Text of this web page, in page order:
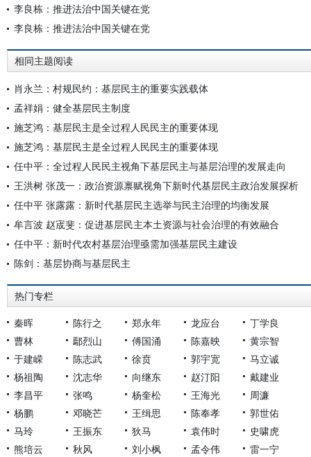
李良栋：推进法治中国关键在党
李良栋：推进法治中国关键在党
相同主题阅读
肖永兰：村规民约：基层民主的重要实践载体
孟祥娟：健全基层民主制度
施芝鸿：基层民主是全过程人民民主的重要体现
施芝鸿：基层民主是全过程人民民主的重要体现
任中平：全过程人民民主视角下基层民主与基层治理的发展走向
王洪树 张茂一：政治资源禀赋视角下新时代基层民主政治发展探析
任中平 张露露：新时代基层民主选举与民主治理的均衡发展
牟言波 赵宬斐：促进基层民主本土资源与社会治理的有效融合
任中平：新时代农村基层治理亟需加强基层民主建设
陈剑：基层协商与基层民主
热门专栏
秦晖 陈行之 郑永年 龙应台
丁学良
曹林
鄢烈山 傅国涌 陈嘉映
黄宗智
于建嵘
陈志武 徐贲 郭宇宽
马立诚
杨祖陶
沈志华 向继东 赵汀阳
戴建业
李昌平
张鸣 杨奎松 王海光
周濂
杨鹏
邓晓芒 王缉思 陈奉孝
郭世佑
马玲
王振东 狄马 袁伟时
史啸虎
熊培云
秋风 刘小枫 孟令伟 雷一宁